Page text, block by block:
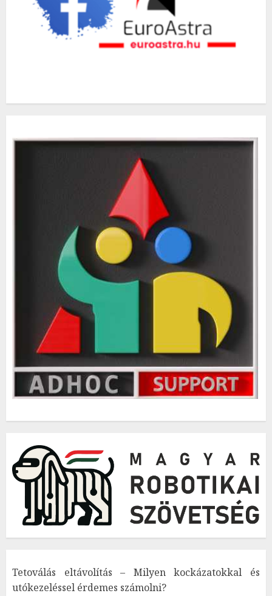
Tetoválás eltávolítás – Milyen kockázatokkal és
utókezeléssel érdemes számolni?